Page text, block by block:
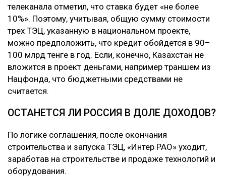
телеканала отметил, что ставка будет «не более
10%». Поэтому, учитывая, общую сумму стоимости
трех ТЭЦ, указанную в национальном проекте,
можно предположить, что кредит обойдется в 90–
100 млрд тенге в год. Если, конечно, Казахстан не
вложится в проект деньгами, например траншем из
Нацфонда, что бюджетными средствами не
считается.
ОСТАНЕТСЯ ЛИ РОССИЯ В ДОЛЕ ДОХОДОВ?
По логике соглашения, после окончания
строительства и запуска ТЭЦ, «Интер РАО» уходит,
заработав на строительстве и продаже технологий и
оборудования.